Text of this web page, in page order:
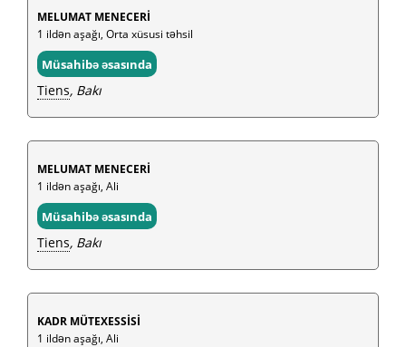
MELUMAT MENECERİ
1 ildən aşağı, Orta xüsusi təhsil
Müsahibə əsasında
Tiens, Bakı
MELUMAT MENECERİ
1 ildən aşağı, Ali
Müsahibə əsasında
Tiens, Bakı
KADR MÜTEXESSİSİ
1 ildən aşağı, Ali